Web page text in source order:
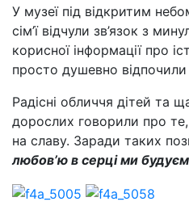
У музеї під відкритим
сім’ї відчули зв’язок з
корисної інформації про
просто душевно відпочили
Радісні обличчя дітей та
дорослих говорили про
на славу. Заради таких
любов’ю в серці ми